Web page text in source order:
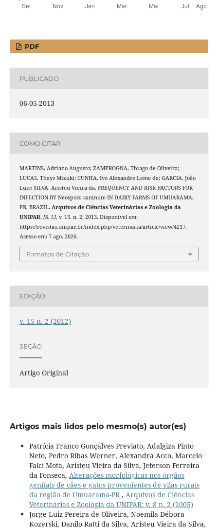
PDF
PUBLICADO
06-05-2013
COMO CITAR
MARTINS, Adriano Augusto; ZAMPROGNA, Thiago de Oliveira;
LUCAS, Thays Mizuki; CUNHA, Ivo Alexandre Leme da; GARCIA, João
Luis; SILVA, Aristeu Vieira da. FREQUENCY AND RISK FACTORS FOR
INFECTION BY Neospora caninum IN DAIRY FARMS OF UMUARAMA,
PR, BRAZIL. Arquivos de Ciências Veterinárias e Zoologia da
UNIPAR, [S. l.], v. 15, n. 2, 2013. Disponível em:
https://revistas.unipar.br/index.php/veterinaria/article/view/4217.
Acesso em: 7 ago. 2026.
Fomatos de Citação
EDIÇÃO
v. 15 n. 2 (2012)
SEÇÃO
Artigo Original
Artigos mais lidos pelo mesmo(s) autor(es)
Patrícia Franco Gonçalves Previato, Adalgiza Pinto
Neto, Pedro Ribas Werner, Alexandra Acco, Marcelo
Falci Mota, Aristeu Vieira da Silva, Jeferson Ferreira
da Fonseca, Alterações morfológicas nos órgãos
genitais de cães e gatos provenientes de vilas rurais
da região de Umuarama-PR , Arquivos de Ciências
Veterinárias e Zoologia da UNIPAR: v. 8 n. 2 (2005)
Jorge Luiz Pereira de Oliveira, Noemila Débora
Kozerski, Danilo Ratti da Silva, Aristeu Vieira da Silva,